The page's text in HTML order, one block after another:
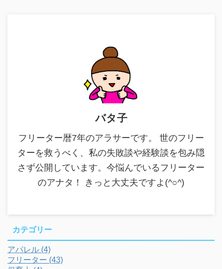
バタ子
フリーター暦7年のアラサーです。 世のフリー
ターを救うべく、私の失敗談や経験談を包み隠
さず公開しています。今悩んでいるフリーター
のアナタ！ きっと大丈夫ですよ(^○^)
カテゴリー
アパレル (4)
フリーター (43)